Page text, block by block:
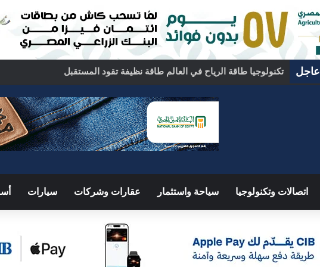
عاجل تكنولوجيا طاقة الرياح في العالم طاقة نظيفة تقود المستقبل
اتصالات وتكنولوجيا سياحة واستثمار عقارات وشركات سيارات